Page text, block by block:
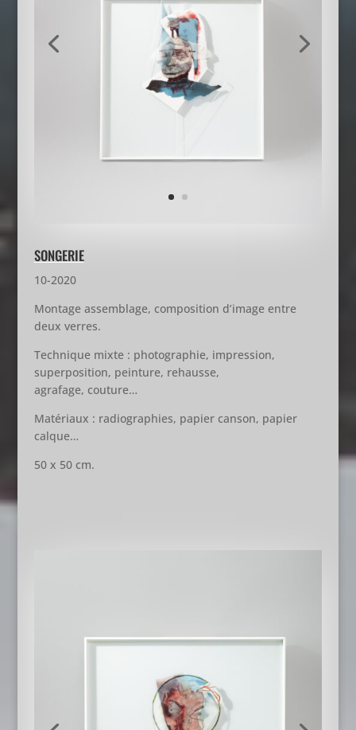
SONGERIE
10-2020
Montage assemblage, composition d’image entre
deux verres.
Technique mixte : photographie, impression,
superposition, peinture, rehausse,
agrafage, couture…
Matériaux : radiographies, papier canson, papier
calque…
50 x 50 cm.